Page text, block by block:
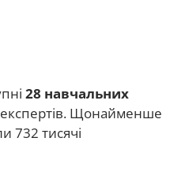
28 навчальних
експертів. Щонайменше
732 тисячі